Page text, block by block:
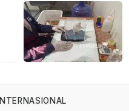
INTERNASIONAL